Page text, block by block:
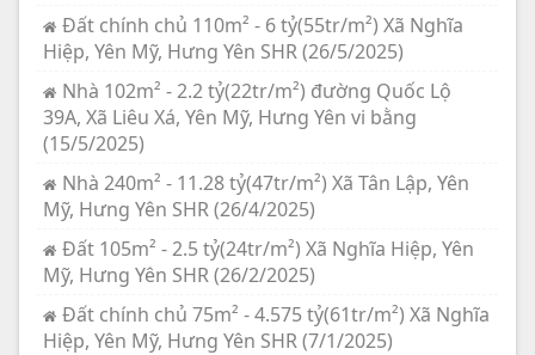
Đất chính chủ 110m² - 6 tỷ(55tr/m²) Xã Nghĩa
Hiệp, Yên Mỹ, Hưng Yên SHR (26/5/2025)
Nhà 102m² - 2.2 tỷ(22tr/m²) đường Quốc Lộ
39A, Xã Liêu Xá, Yên Mỹ, Hưng Yên vi bằng
(15/5/2025)
Nhà 240m² - 11.28 tỷ(47tr/m²) Xã Tân Lập, Yên
Mỹ, Hưng Yên SHR (26/4/2025)
Đất 105m² - 2.5 tỷ(24tr/m²) Xã Nghĩa Hiệp, Yên
Mỹ, Hưng Yên SHR (26/2/2025)
Đất chính chủ 75m² - 4.575 tỷ(61tr/m²) Xã Nghĩa
Hiệp, Yên Mỹ, Hưng Yên SHR (7/1/2025)